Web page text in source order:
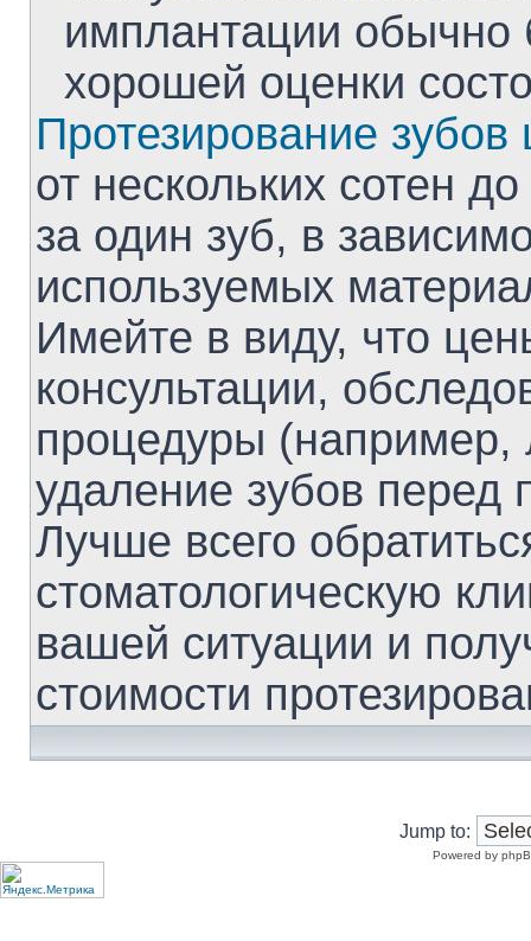
имплантации обычно
хорошей оценки
Протезирование зубов
от нескольких сотен
за один зуб, в
используемых
Имейте в виду, что
консультации,
процедуры (например,
удаление зубов перед
Лучше всего
стоматологическую
вашей ситуации и
стоимости
Jump to:
Powered by